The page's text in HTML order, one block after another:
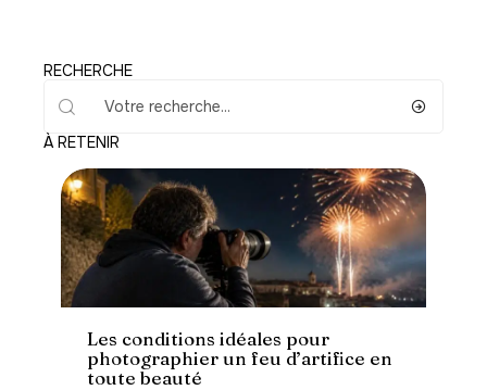
RECHERCHE
À RETENIR
Les conditions idéales pour
photographier un feu d’artifice en
toute beauté